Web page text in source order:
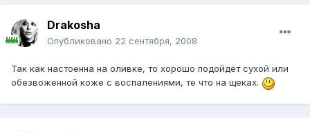
Drakosha
Опубликовано 22 сентября, 2008
Так как настоенна на оливке, то хорошо подойдёт сухой или
обезвоженной коже с воспалениями, те что на щеках.